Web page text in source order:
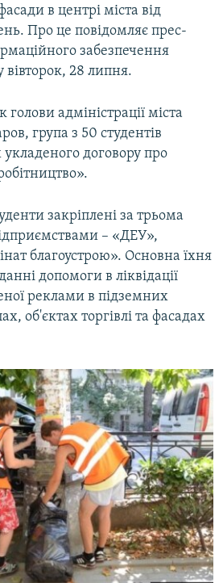
в центрі міста від
Про це повідомляє прес-
забезпечення
вівторок, 28 липня.
адміністрації міста
група з 50 студентів
договору про
закріплені за трьома
– «ДЕУ»,
благоустрою». Основна їхня
допомоги в ліквідації
реклами в підземних
об'єктах торгівлі та фасадах